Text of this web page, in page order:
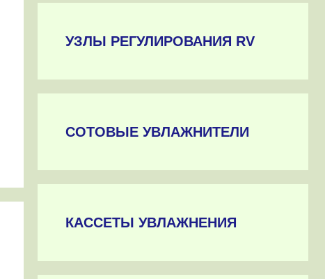
УЗЛЫ РЕГУЛИРОВАНИЯ RV
СОТОВЫЕ УВЛАЖНИТЕЛИ
КАССЕТЫ УВЛАЖНЕНИЯ